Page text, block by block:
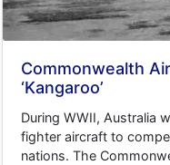
Commonwealth
‘Kangaroo’
During WWII, Australia
fighter aircraft to
nations. The